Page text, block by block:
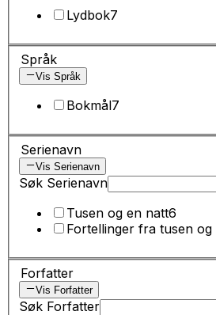
Lydbok7
Språk
Vis Språk
Bokmål7
Serienavn
Vis Serienavn
Søk Serienavn
Tusen og en natt6
Fortellinger fra tusen og
Forfatter
Vis Forfatter
Søk Forfatter